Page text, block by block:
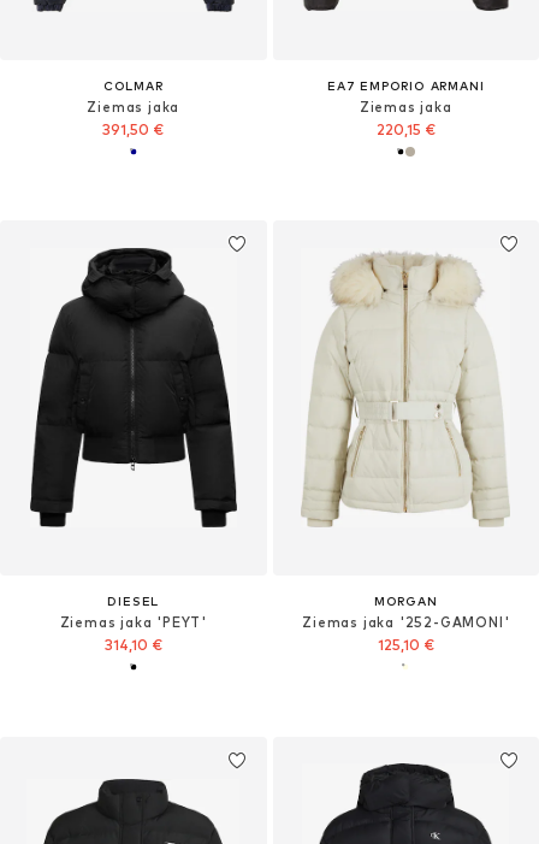
COLMAR
Ziemas jaka
391,50 €
EA7 EMPORIO ARMANI
Ziemas jaka
220,15 €
DIESEL
Ziemas jaka 'PEYT'
314,10 €
MORGAN
Ziemas jaka '252-GAMONI'
125,10 €